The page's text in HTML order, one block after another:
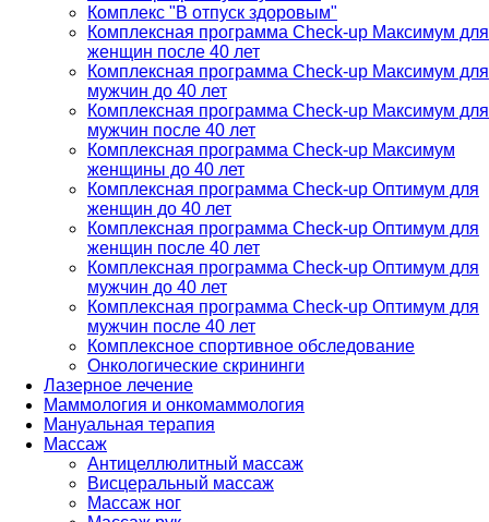
Комплекс "В отпуск здоровым"
Комплексная программа Check-up Максимум для
женщин после 40 лет
Комплексная программа Check-up Максимум для
мужчин до 40 лет
Комплексная программа Check-up Максимум для
мужчин после 40 лет
Комплексная программа Check-up Максимум
женщины до 40 лет
Комплексная программа Check-up Оптимум для
женщин до 40 лет
Комплексная программа Check-up Оптимум для
женщин после 40 лет
Комплексная программа Check-up Оптимум для
мужчин до 40 лет
Комплексная программа Check-up Оптимум для
мужчин после 40 лет
Комплексное спортивное обследование
Онкологические скрининги
Лазерное лечение
Маммология и онкомаммология
Мануальная терапия
Массаж
Антицеллюлитный массаж
Висцеральный массаж
Массаж ног